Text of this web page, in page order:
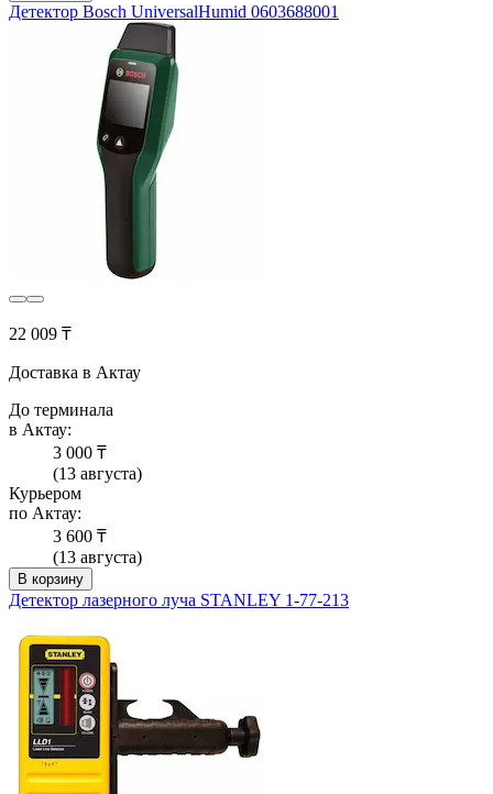
Детектор Bosch UniversalHumid 0603688001
22 009 ₸
Доставка в Актау
До терминала
в Актау:
3 000 ₸
(13 августа)
Курьером
по Актау:
3 600 ₸
(13 августа)
В корзину
Детектор лазерного луча STANLEY 1-77-213